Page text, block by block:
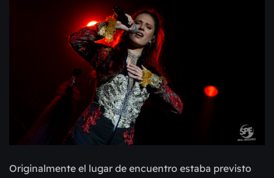
Originalmente el lugar de encuentro estaba previsto